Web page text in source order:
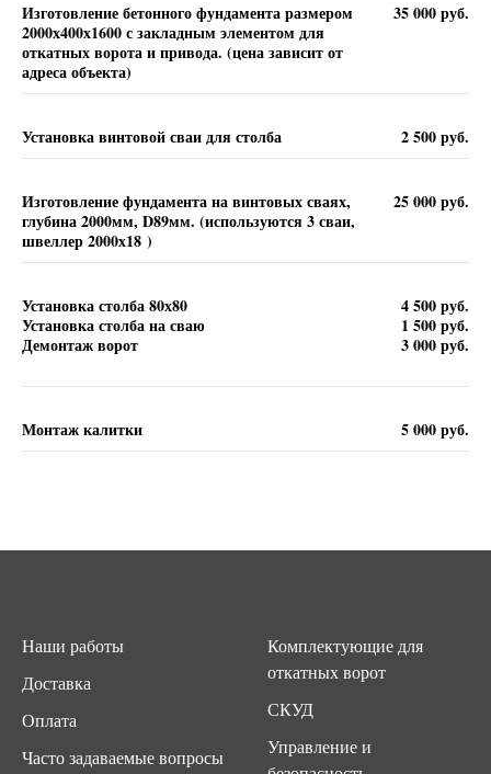
Изготовление бетонного фундамента размером
2000х400х1600 с закладным элементом для
откатных ворота и привода. (цена зависит от
адреса объекта)
35 000 руб.
Установка винтовой сваи для столба 2 500 руб.
Изготовление фундамента на винтовых сваях,
глубина 2000мм, D89мм. (используются 3 сваи,
швеллер 2000х18 )
25 000 руб.
Установка столба 80х80
Установка столба на сваю
Демонтаж ворот
4 500 руб.
1 500 руб.
3 000 руб.
Монтаж калитки 5 000 руб.
Наши работы
Доставка
Оплата
Часто задаваемые вопросы
Комплектующие для
откатных ворот
СКУД
Управление и